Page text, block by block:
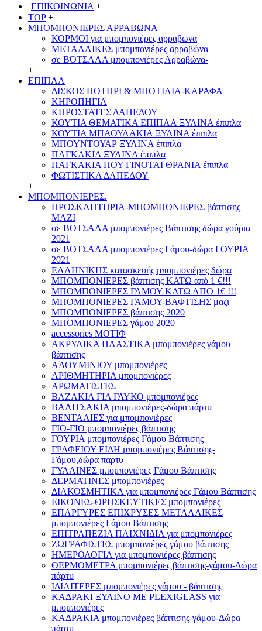
ΕΠΙΚΟΙΝΩΝΙΑ +
TOP +
ΜΠΟΜΠΟΝΙΕΡΕΣ ΑΡΡΑΒΩΝΑ
ΚΟΡΜΟΙ για μπομπονιέρες αρραβώνα
ΜΕΤΑΛΛΙΚΕΣ μπομπονιέρες αρραβώνα
σε ΒΌΤΣΑΛΑ μπομπονιέρες Αρραβώνα-
+
ΕΠΙΠΛΑ
ΔΙΣΚΟΣ ΠΟΤΗΡΙ & ΜΠΟΤΙΛΙΑ-ΚΑΡΑΦΑ
ΚΗΡΟΠΗΓΙΑ
ΚΗΡΟΣΤΑΤΕΣ ΔΑΠΕΔΟΥ
ΚΟΥΤΙΑ ΘΕΜΑΤΙΚΑ ΕΠΙΠΛΑ ΞΥΛΙΝΑ έπιπλα
ΚΟΥΤΙΑ ΜΠΑΟΥΛΑΚΙΑ ΞΥΛΙΝΑ έπιπλα
ΜΠΟΥΝΤΟΥΑΡ ΞΥΛΙΝΑ έπιπλα
ΠΑΓΚΑΚΙΑ ΞΥΛΙΝΑ έπιπλα
ΠΑΓΚΑΚΙΑ ΠΟΥ ΓΙΝΟΤΑΙ ΘΡΑΝΙΑ έπιπλα
ΦΩΤΙΣΤΙΚΑ ΔΑΠΕΔΟΥ
+
ΜΠΟΜΠΟΝΙΕΡΕΣ.
ΠΡΟΣΚΛΗΤΗΡΙΑ-ΜΠΟΜΠΟΝΙΕΡΕΣ βάπτισης
ΜΑΖΙ
σε ΒΟΤΣΑΛΑ μπομπονιέρες Βάπτισης δώρα γούρια
2021
σε ΒΟΤΣΑΛΑ μπομπονιέρες Γάμου-δώρα ΓΟΥΡΙΑ
2021
ΕΛΛΗΝΙΚΗΣ κατασκευής μπομπονιέρες δώρα
ΜΠΟΜΠΟΝΙΕΡΕΣ βάπτισης ΚΑΤΩ από 1 €!!!
ΜΠΟΜΠΟΝΙΕΡΕΣ ΓΑΜΟΥ ΚΑΤΩ ΑΠΟ 1€ !!!
ΜΠΟΜΠΟΝΙΕΡΕΣ ΓΑΜΟΥ-ΒΑΦΤΙΣΗΣ μαζι
ΜΠΟΜΠΟΝΙΕΡΕΣ βάπτισης 2020
ΜΠΟΜΠΟΝΙΕΡΕΣ γάμου 2020
accessories ΜΟΤΙΦ
ΑΚΡΥΛΙΚΑ ΠΛΑΣΤΙΚΑ μπομπονιέρες γάμου
βάπτισης
ΑΛΟΥΜΙΝΙΟΥ μπομπονιέρες
ΑΡΙΘΜΗΤΗΡΙΑ μπομπονιέρες
ΑΡΩΜΑΤΙΣΤΕΣ
ΒΑΖΑΚΙΑ ΓΙΑ ΓΛΥΚΟ μπομπονιέρες
ΒΑΛΙΤΣΑΚΙΑ μπομπονιέρες-δώρα πάρτυ
ΒΕΝΤΑΛΙΕΣ για μπομπονιέρες
ΓΙΟ-ΓΙΟ μπομπονιέρες βάπτισης
ΓΟΥΡΙΑ μπομπονιέρες Γάμου Βάπτισης
ΓΡΑΦΕΙΟΥ ΕΙΔΗ μπομπονιέρες Βάπτισης-
Γάμου,δώρα παρτυ
ΓΥΑΛΙΝΕΣ μπομπονιέρες Γάμου Βάπτισης
ΔΕΡΜΑΤΙΝΕΣ μπομπονιέρες
ΔΙΑΚΟΣΜΗΤΙΚΑ για μπομπονιέρες Γάμου Βάπτισης
ΕΙΚΟΝΕΣ-ΘΡΗΣΚΕΥΤΙΚΕΣ μπομπονιέρες
ΕΠΑΡΓΥΡΕΣ ΕΠΙΧΡΥΣΕΣ ΜΕΤΑΛΛΙΚΕΣ
μπομπονιέρες Γάμου Βάπτισης
ΕΠΙΤΡΑΠΕΖΙΑ ΠΑΙΧΝΙΔΙΑ για μπομπονιέρες
ΖΩΓΡΑΦΙΣΤΕΣ μπομπονιέρες γάμου βάπτισης
ΗΜΕΡΟΛΟΓΙΑ για μπομπονιέρες βάπτισης
ΘΕΡΜΟΜΕΤΡΑ μπομπονιέρες βάπτισης-γάμου-Δώρα
πάρτυ
ΙΔΙΑΙΤΕΡΕΣ μπομπονιέρες γάμου - βάπτισης
ΚΑΔΡΑΚΙ ΞΥΛΙΝΟ ΜΕ PLEXIGLASS για
μπομπονιέρες
ΚΑΔΡΑΚΙΑ μπομπονιέρες βάπτισης-γάμου-Δώρα
πάρτυ